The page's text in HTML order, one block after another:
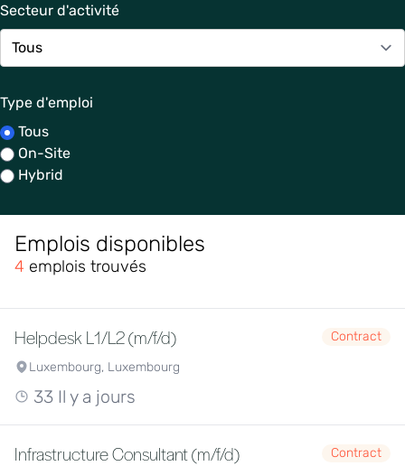
Secteur d'activité
Type d'emploi
Tous
On-Site
Hybrid
Emplois disponibles
4 emplois trouvés
Helpdesk L1/L2 (m/f/d)
Contract
Luxembourg, Luxembourg
33 Il y a jours
Infrastructure Consultant (m/f/d)
Contract